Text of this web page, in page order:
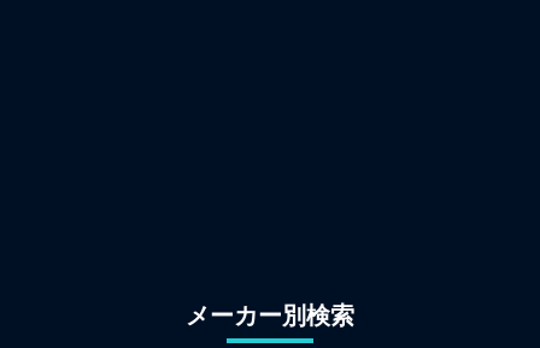
メーカー別検索